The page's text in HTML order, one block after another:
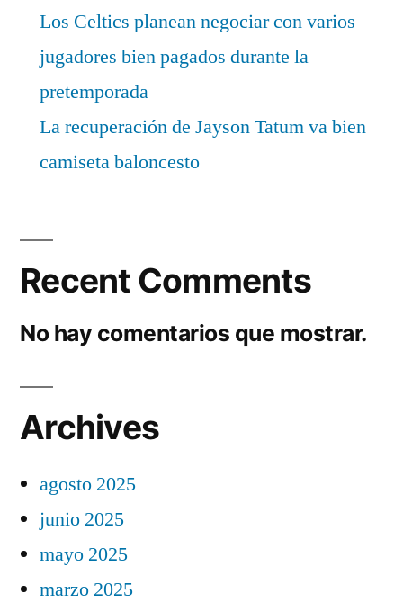
Los Celtics planean negociar con varios
jugadores bien pagados durante la
pretemporada
La recuperación de Jayson Tatum va bien
camiseta baloncesto
Recent Comments
No hay comentarios que mostrar.
Archives
agosto 2025
junio 2025
mayo 2025
marzo 2025